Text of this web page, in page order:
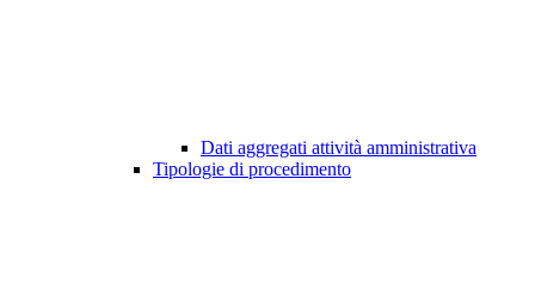
Dati aggregati attività amministrativa
Tipologie di procedimento